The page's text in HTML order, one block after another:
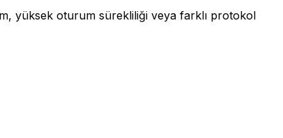
yüksek oturum sürekliliği veya farklı protokol